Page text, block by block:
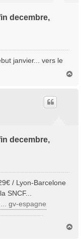
decembre,
janvier... vers le
decembre,
/ Lyon-Barcelone
SNCF...
gv-espagne